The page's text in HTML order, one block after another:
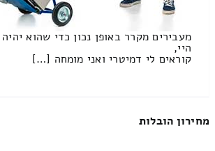
מעבירים מקרר באופן נכון כדי שהוא
היי,
קוראים לי דמיטרי ואני מומחה […]
מחירון הובלות